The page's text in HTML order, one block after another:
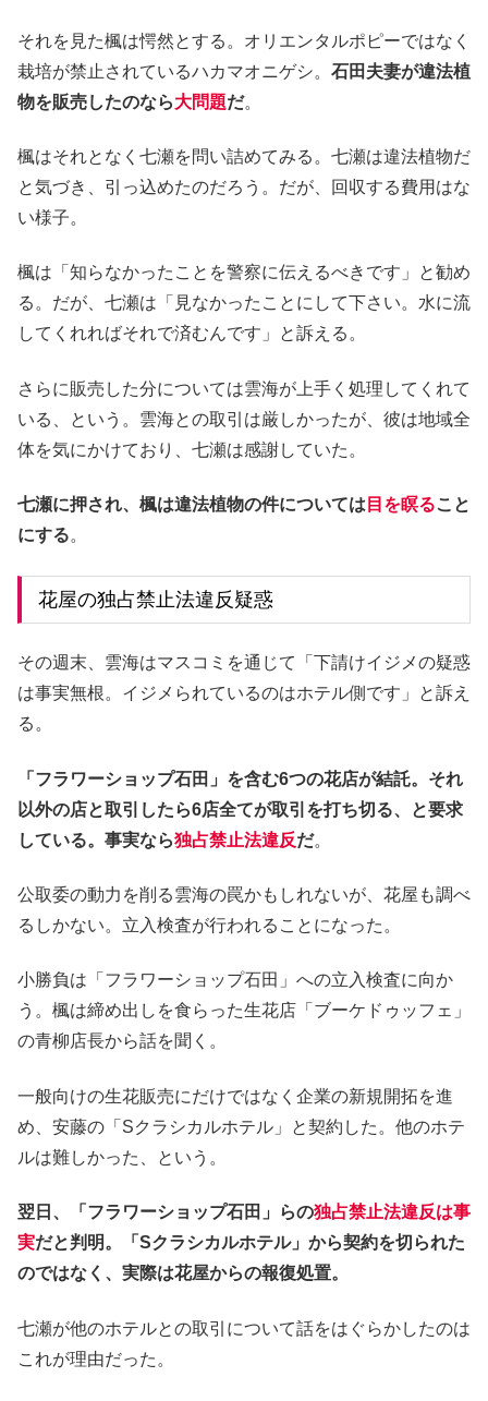
それを見た楓は愕然とする。オリエンタルポピーではなく
栽培が禁止されているハカマオニゲシ。 石田夫妻が違法植
物を販売したのなら大問題だ。
楓はそれとなく七瀬を問い詰めてみる。七瀬は違法植物だ
と気づき、引っ込めたのだろう。だが、回収する費用はな
い様子。
楓は「知らなかったことを警察に伝えるべきです」と勧め
る。だが、七瀬は「見なかったことにして下さい。水に流
してくれればそれで済むんです」と訴える。
さらに販売した分については雲海が上手く処理してくれて
いる、という。雲海との取引は厳しかったが、彼は地域全
体を気にかけており、七瀬は感謝していた。
七瀬に押され、楓は違法植物の件については 目を瞑ること
にする。
花屋の独占禁止法違反疑惑
その週末、雲海はマスコミを通じて「下請けイジメの疑惑
は事実無根。イジメられているのはホテル側です」と訴え
る。
「フラワーショップ石田」を含む6つの花店が結託。それ
以外の店と取引したら6店全てが取引を打ち切る、と要求
している。事実なら独占禁止法違反だ。
公取委の動力を削る雲海の罠かもしれないが、花屋も調べ
るしかない。立入検査が行われることになった。
小勝負は「フラワーショップ石田」への立入検査に向か
う。楓は締め出しを食らった生花店「ブーケドゥッフェ」
の青柳店長から話を聞く。
一般向けの生花販売にだけではなく企業の新規開拓を進
め、安藤の「Sクラシカルホテル」と契約した。他のホテ
ルは難しかった、という。
翌日、「フラワーショップ石田」らの独占禁止法違反は事
実だと判明。「Sクラシカルホテル」から契約を切られた
のではなく、実際は花屋からの報復処置。
七瀬が他のホテルとの取引について話をはぐらかしたのは
これが理由だった。